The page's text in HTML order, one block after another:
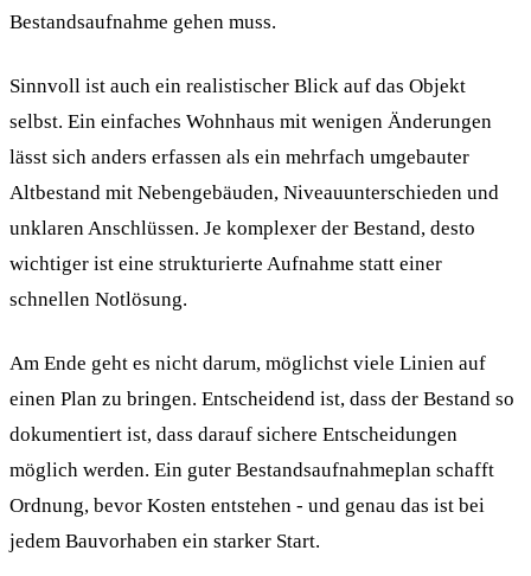
Bestandsaufnahme gehen muss.
Sinnvoll ist auch ein realistischer Blick auf das Objekt
selbst. Ein einfaches Wohnhaus mit wenigen Änderungen
lässt sich anders erfassen als ein mehrfach umgebauter
Altbestand mit Nebengebäuden, Niveauunterschieden und
unklaren Anschlüssen. Je komplexer der Bestand, desto
wichtiger ist eine strukturierte Aufnahme statt einer
schnellen Notlösung.
Am Ende geht es nicht darum, möglichst viele Linien auf
einen Plan zu bringen. Entscheidend ist, dass der Bestand so
dokumentiert ist, dass darauf sichere Entscheidungen
möglich werden. Ein guter Bestandsaufnahmeplan schafft
Ordnung, bevor Kosten entstehen - und genau das ist bei
jedem Bauvorhaben ein starker Start.